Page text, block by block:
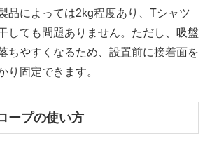
品によっては2kg程度あり、Tシャツ
しても問題ありません。ただし、吸盤
ちやすくなるため、設置前に接着面を
り固定できます。
ープの使い方